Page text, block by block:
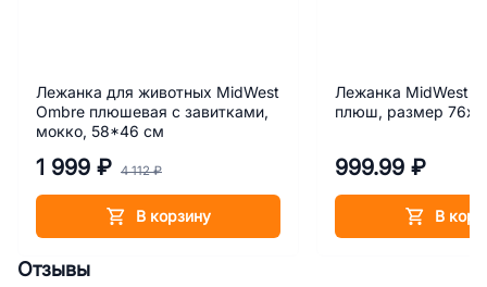
Лежанка для животных MidWest
Ombre плюшевая с завитками,
мокко, 58*46 см
1 999 ₽ 4 112 ₽
В корзину
Лежанка MidWest
плюш, размер
999.99 ₽
В
Отзывы